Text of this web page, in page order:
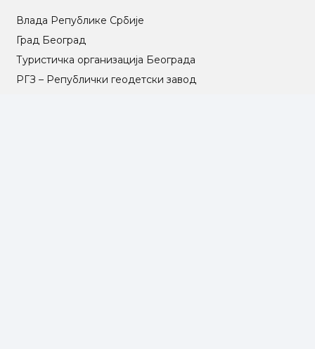
Влада Републике Србије
Град Београд
Туристичка организација Београда
РГЗ – Републички геодетски завод